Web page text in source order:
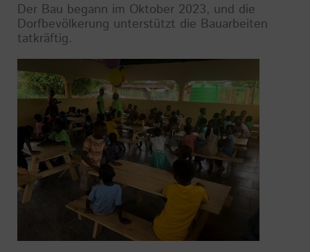
Der Bau begann im Oktober 2023, und die
Dorfbevölkerung unterstützt die Bauarbeiten
tatkräftig.